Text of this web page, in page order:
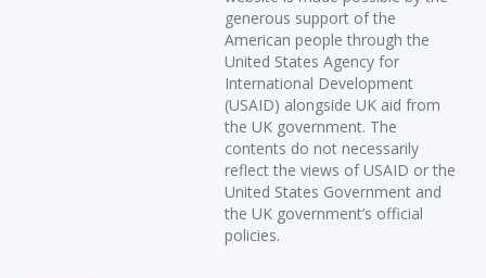
generous support of the
American people through the
United States Agency for
International Development
(USAID) alongside UK aid from
the UK government. The
contents do not necessarily
reflect the views of USAID or the
United States Government and
the UK government’s official
policies.